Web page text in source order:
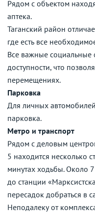
Рядом с объектом
аптека.
Таганский район
где есть все
Все важные социальные
доступности, что
перемещениях.
Парковка
Для личных
парковка.
Метро и транспорт
Рядом с деловым
5 находится несколько
минутах ходьбы. Около
до станции
пересадок добраться в
Неподалеку от